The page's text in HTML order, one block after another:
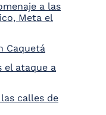
a las
Meta el
Caquetá
el ataque a
calles de